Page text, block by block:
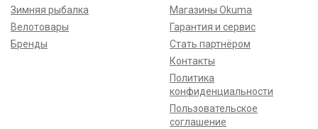
Зимняя рыбалка
Велотовары
Бренды
Магазины Okuma
Гарантия и сервис
Стать партнёром
Контакты
Политика
конфиденциальности
Пользовательское
соглашение